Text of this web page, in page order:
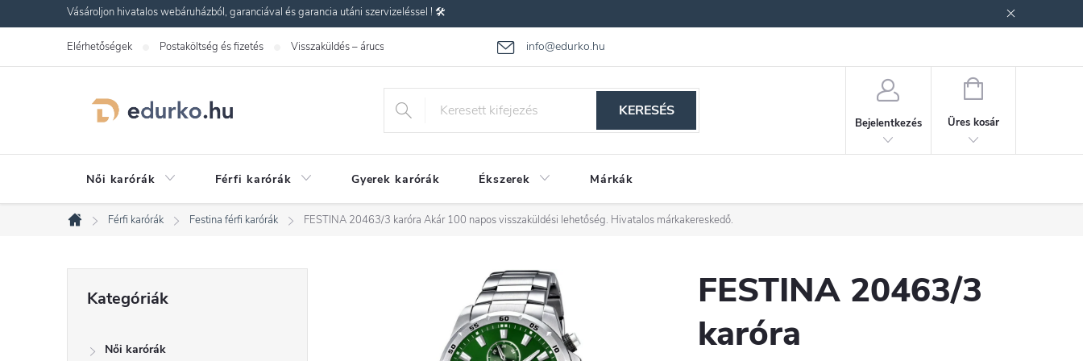
a
Vásároljon hivatalos webáruházból, garanciával és garancia utáni szervizeléssel ! 🛠️
info@edurko.hu
Elérhetőségek Postaköltség és fizetés Visszaküldés – árucsere Gyakran ismételt kérdések
KERESÉS
Bejelentkezés
KOSÁR
Üres kosár
Női karórák Férfi karórák Gyerek karórák Ékszerek Márkák
Kezdőlap
Férfi karórák Festina férfi karórák FESTINA 20463/3 karóra Akár 100 napos visszaküldési lehetőség. Hivatalos márkakereskedő.
O
átugrása
Kategóriák
Női karórák
FESTINA 20463/3
karóra